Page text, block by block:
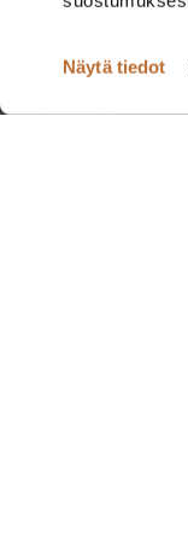
Näytä tiedot